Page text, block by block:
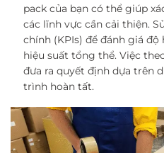
pack của bạn có thể giúp
các lĩnh vực cần cải thiện.
chính (KPIs) để đánh giá độ
hiệu suất tổng thể. Việc
đưa ra quyết định dựa trên
trình hoàn tất.